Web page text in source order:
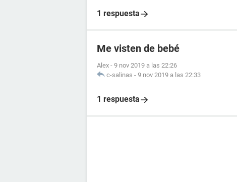
1 respuesta
Me visten de bebé
Alex - 9 nov 2019 a las 22:26
c-salinas - 9 nov 2019 a las 22:33
1 respuesta